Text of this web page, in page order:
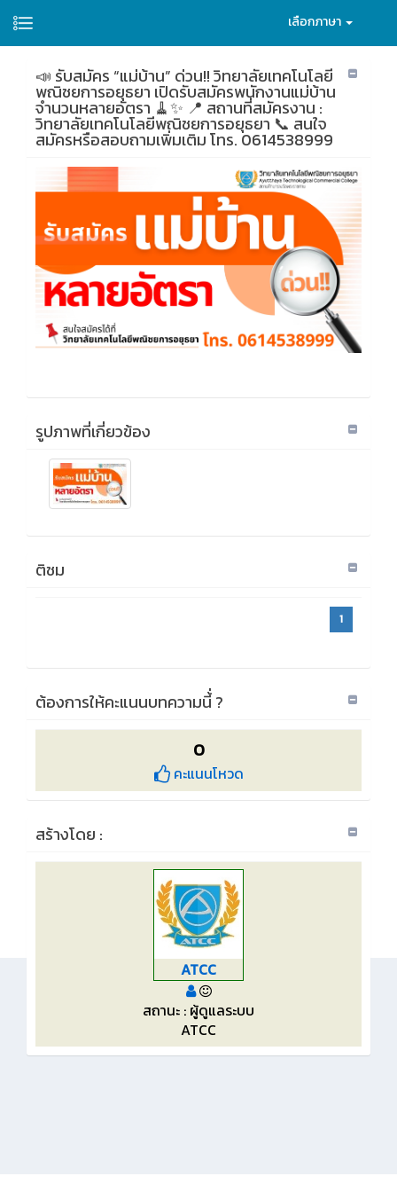
เลือกภาษา
📣 รับสมัคร “แม่บ้าน” ด่วน!! วิทยาลัยเทคโนโลยี
พณิชยการอยุธยา เปิดรับสมัครพนักงานแม่บ้าน
จำนวนหลายอัตรา 🧹✨ 📍 สถานที่สมัครงาน :
วิทยาลัยเทคโนโลยีพณิชยการอยุธยา 📞 สนใจ
สมัครหรือสอบถามเพิ่มเติม โทร. 0614538999
รูปภาพที่เกี่ยวข้อง
ติชม
1
ต้องการให้คะแนนบทความนี้่ ?
0
คะแนนโหวด
สร้างโดย :
ATCC
สถานะ : ผู้ดูแลระบบ
ATCC